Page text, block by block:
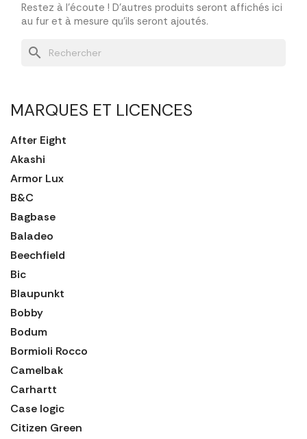
MARQUES ET LICENCES
After Eight
Akashi
Armor Lux
B&C
Bagbase
Baladeo
Beechfield
Bic
Blaupunkt
Bobby
Bodum
Bormioli Rocco
Camelbak
Carhartt
Case logic
Citizen Green
Restez à l'écoute ! D'autres produits seront affichés ici
au fur et à mesure qu'ils seront ajoutés.
search